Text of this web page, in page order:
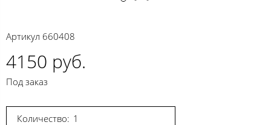
Артикул 660408
4150 руб.
Под заказ
Количество: